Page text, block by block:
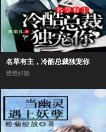
名草有主，冷酷总裁独宠你
聲聲好聽